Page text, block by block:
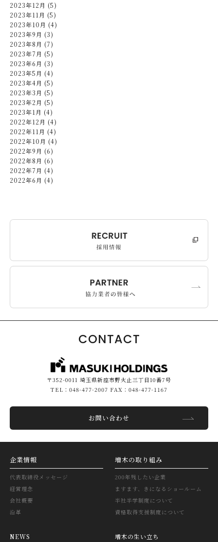
2023年12月 (5)
2023年11月 (5)
2023年10月 (4)
2023年9月 (3)
2023年8月 (7)
2023年7月 (5)
2023年6月 (3)
2023年5月 (4)
2023年4月 (5)
2023年3月 (5)
2023年2月 (5)
2023年1月 (4)
2022年12月 (4)
2022年11月 (4)
2022年10月 (4)
2022年9月 (6)
2022年8月 (6)
2022年7月 (4)
2022年6月 (4)
CONTACT
〒352-0011 埼玉県新座市野火止三丁目10番7号
TEL：048-477-2007 FAX：048-477-1167
お問い合わせ
企業情報
代表取締役メッセージ
経営理念
会社概要
沿革
増木の取り組み
200年残したい企業
ますます、きになるショールーム
半社半学制度について
資格取得支援制度について
NEWS 増木の生い立ち